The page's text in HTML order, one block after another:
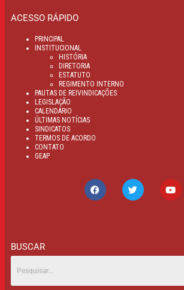
ACESSO RÁPIDO
PRINCIPAL
INSTITUCIONAL
HISTÓRIA
DIRETORIA
ESTATUTO
REGIMENTO INTERNO
PAUTAS DE REIVINDICAÇÕES
LEGISLAÇÃO
CALENDÁRIO
ÚLTIMAS NOTÍCIAS
SINDICATOS
TERMOS DE ACORDO
CONTATO
GEAP
BUSCAR